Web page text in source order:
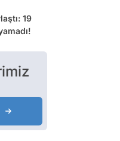
19